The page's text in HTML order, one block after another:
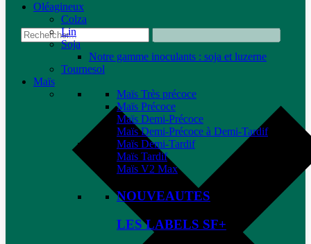
Oléagineux
Colza
Lin
Soja
Notre gamme inoculants : soja et luzerne
Tournesol
Maïs
Maïs Très précoce
Maïs Précoce
Maïs Demi-Précoce
Maïs Demi-Précoce à Demi-Tardif
Maïs Demi-Tardif
Maïs Tardif
Maïs V2 Max
NOUVEAUTES
LES LABELS SF+